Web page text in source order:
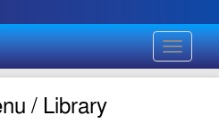
Toggle
/ Library